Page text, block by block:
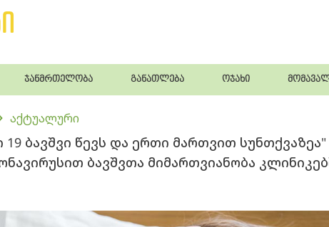
ჯანმრთელობა განათლება ოჯახი
აქტუალური
19 ბავშვი წევს და ერთი მართვით სუნთქვაზეა"
ბავშვთა მიმართვიანობა